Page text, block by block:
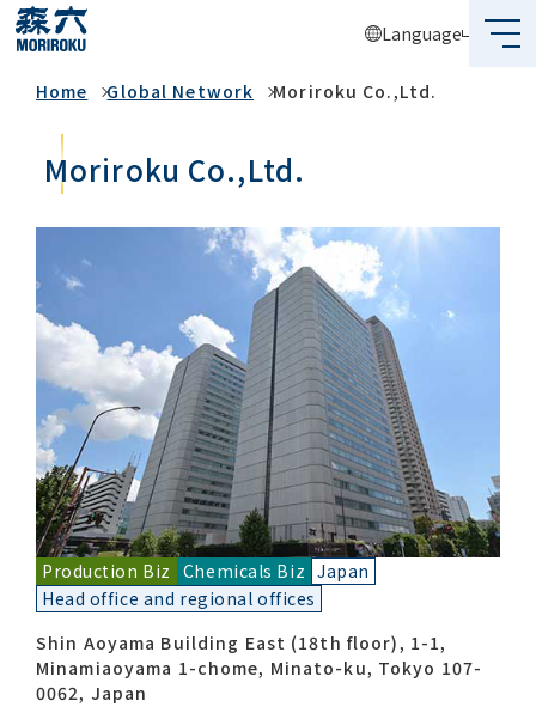
Language
What's MORIROKU?
About Us
Sustainability
Investors
Recruit
Global Network
Contact list
Home Global Network Moriroku Co.,Ltd.
Moriroku Co.,Ltd.
Production Biz Chemicals Biz Japan
Head office and regional offices
Shin Aoyama Building East (18th floor), 1-1,
Minamiaoyama 1-chome, Minato-ku, Tokyo 107-
0062, Japan